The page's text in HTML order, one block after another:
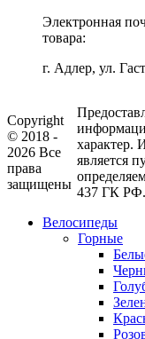
Электронная
товара:
г. Адлер, ул.
Copyright
© 2018 -
2026 Все
права
защищены
характер.
является
437 ГК РФ.
Велосипеды
Горные